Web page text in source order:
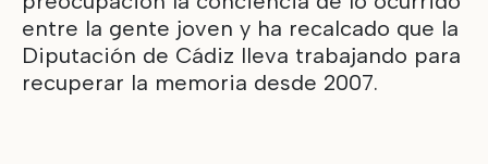
entre la gente joven y ha recalcado que la
Diputación de Cádiz lleva trabajando para
recuperar la memoria desde 2007.